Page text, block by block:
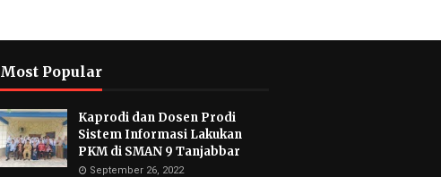
Most Popular
Kaprodi dan Dosen Prodi
Sistem Informasi Lakukan
PKM di SMAN 9 Tanjabbar
September 26, 2022